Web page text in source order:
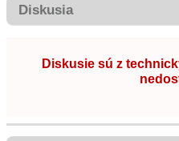
Diskusia
Diskusie sú z